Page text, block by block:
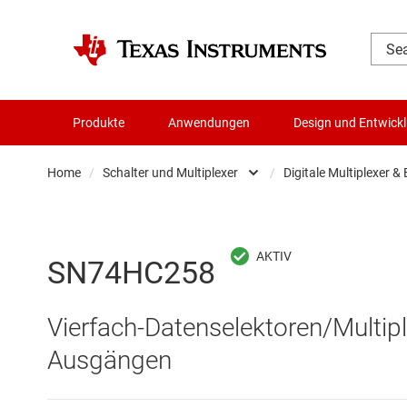
Produkte Anwendungen Design und
Home / Schalter und Multiplexer
Batteriemanagement-ICs
Die- & Wafer-Services
/ Digitale Multiplexer &
SN74HC258
Vierfach-Datenselektoren/
Ausgängen